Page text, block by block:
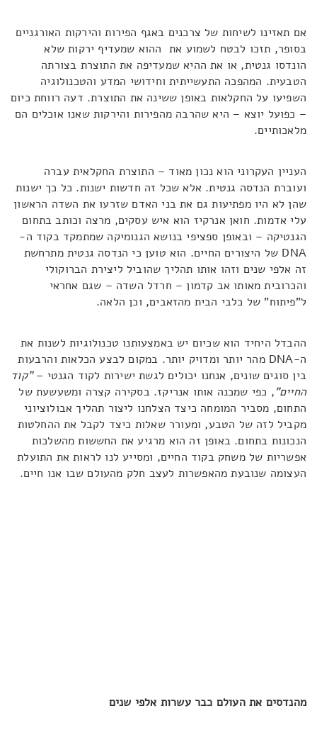
אם תאזינו לשיחות של צרכנים באגף הפירות והירקות האורגניים
בסופר, תזכו לבטח לשמוע את ההוא שמעדיף ירקות שלא
הונדסו גנטית, או את ההיא שמעדיפה את התוצרת בצורתה
הטבעית. המהפכה התעשייתית וחידושי המדע והטכנולוגיה
השפיעו על החקלאות באופן ששינה את התוצרת. דעה רווחת כיום
– כפועל יוצא – היא שהרבה מהפירות והירקות שאנו אוכלים הם
מלאכותיים.
העניין העקרוני הוא נכון מאוד – התוצרת החקלאית עברה
ועוברת הנדסה גנטית. אלא שכל זה חדשות ישנות. כל כך ישנות
שהן לא היו מפתיעות גם את בני האדם שזרעו את השדה הראשון
עלי אדמות. חואן אנרקיז הוא איש עסקים, מרצה וכותב בתחום
הגנטיקה – ובאופן ספציפי בנושא הגנומיקה שמתמקד בקוד ה-
DNA של היצורים החיים. הוא טוען כי הנדסה גנטית מתרחשת
זה אלפי שנים וזהו אותו תהליך שהוביל ליצירת הברוקולי
והכרובית מאותו אב קדמון – חרדל השדה – שגם אחראי
ל"פיתוח" של כלבי הבית מהזאבים, וכן הלאה.
ההבדל היחיד הוא שכיום יש באמצעותנו טכנולוגיות לשנות את
ה-DNA מהר יותר ומדויק יותר. במקום לבצע הכלאות והרבעות
בין סוגים שונים, אנחנו יכולים לגשת ישירות לקוד הגנטי –"קוד
החיים", כפי שמכנה אותו אנריקז. בסקירה קצרה ומשעשעת של
התחום, מסביר המומחה כיצד הצלחנו ליצור תהליך אבולוציוני
מקביל לזה של הטבע, ומעורר שאלות כיצד לקבל את ההחלטות
הנכונות בתחום. באופן זה הוא מרגיע את החששות מהשלכות
אפשריות של משחק בקוד החיים, ומסייע לנו לראות את התועלת
העצומה שנובעת מהאפשרות לעצב חלק מהעולם שבו אנו חיים.
מהנדסים את העולם כבר עשרות אלפי שנים